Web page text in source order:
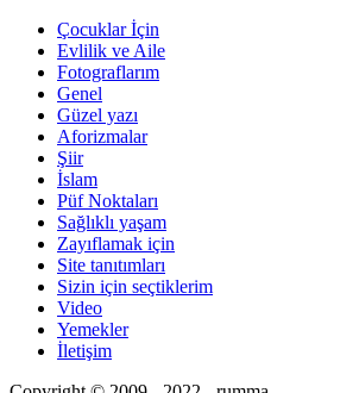
Çocuklar İçin
Evlilik ve Aile
Fotograflarım
Genel
Güzel yazı
Aforizmalar
Şiir
İslam
Püf Noktaları
Sağlıklı yaşam
Zayıflamak için
Site tanıtımları
Sizin için seçtiklerim
Video
Yemekler
İletişim